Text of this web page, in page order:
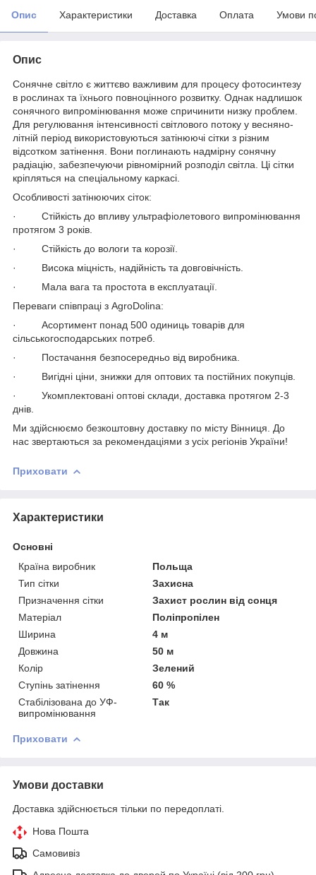
Опис Характеристики Доставка Оплата Умови
Опис
Сонячне світло є життєво важливим для процесу фотосинтезу
в рослинах та їхнього повноцінного розвитку. Однак надлишок
сонячного випромінювання може спричинити низку проблем.
Для регулювання інтенсивності світлового потоку у весняно-
літній період використовуються затінюючі сітки з різним
відсотком затінення. Вони поглинають надмірну сонячну
радіацію, забезпечуючи рівномірний розподіл світла. Ці сітки
кріпляться на спеціальному каркасі.
Особливості затінюючих сіток:
· Стійкість до впливу ультрафіолетового випромінювання
протягом 3 років.
· Стійкість до вологи та корозії.
· Висока міцність, надійність та довговічність.
· Мала вага та простота в експлуатації.
Переваги співпраці з AgroDolina:
· Асортимент понад 500 одиниць товарів для
сільськогосподарських потреб.
· Постачання безпосередньо від виробника.
· Вигідні ціни, знижки для оптових та постійних покупців.
· Укомплектовані оптові склади, доставка протягом 2-3
днів.
Ми здійснюємо безкоштовну доставку по місту Вінниця. До
нас звертаються за рекомендаціями з усіх регіонів України!
Приховати
Характеристики
Основні
Країна виробник
Польща
Тип сітки
Захисна
Призначення сітки
Захист рослин від сонця
Матеріал
Поліпропілен
Ширина
4 м
Довжина
50 м
Колір
Зелений
Ступінь затінення
60 %
Стабілізована до УФ-
випромінювання
Так
Приховати
Умови доставки
Доставка здійснюється тільки по передоплаті.
Нова Пошта
Самовивіз